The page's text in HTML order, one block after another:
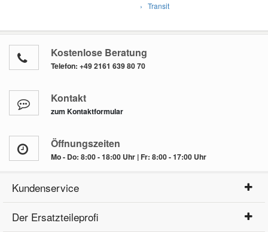
› Transit
Kostenlose Beratung
Telefon: +49 2161 639 80 70
Kontakt
zum Kontaktformular
Öffnungszeiten
Mo - Do: 8:00 - 18:00 Uhr | Fr: 8:00 - 17:00 Uhr
Kundenservice
Der Ersatzteileprofi